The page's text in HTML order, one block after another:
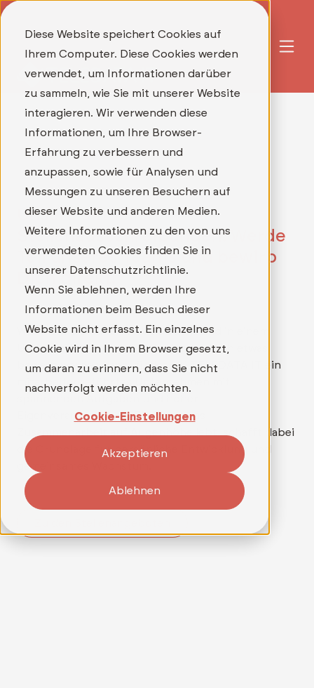
Diese Website speichert Cookies auf
Ihrem Computer. Diese Cookies werden
verwendet, um Informationen darüber
zu sammeln, wie Sie mit unserer Website
interagieren. Wir verwenden diese
Informationen, um Ihre Browser-
Erfahrung zu verbessern und
anzupassen, sowie für Analysen und
Messungen zu unseren Besuchern auf
dieser Website und anderen Medien.
Weitere Informationen zu den von uns
verwendeten Cookies finden Sie in
unserer Datenschutzrichtlinie.
Wenn Sie ablehnen, werden Ihre
Informationen beim Besuch dieser
Website nicht erfasst. Ein einzelnes
Cookie wird in Ihrem Browser gesetzt,
um daran zu erinnern, dass Sie nicht
nachverfolgt werden möchten.
Cookie-Einstellungen
Akzeptieren
Ablehnen
Unsere aktuellen
Stellenausschreibungen: Werde
Teil unseres Teams und bewirb
Dich direkt!
Wer mehr als nur einen Job sucht und in einem
Umfeld arbeiten möchte, in dem wirklich etwas
bewegt werden kann, findet bei TELEDATA IT ein
mitarbeitergeführtes Unternehmen mit
spannenden Aufgaben und hoher
Eigenverantwortung. Ein Team, das
Zusammenarbeit auf Augenhöhe lebt, schafft dabei
die Grundlage für persönliche Entwicklung und
gemeinsames Wachstum.